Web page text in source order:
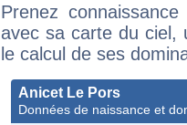
Prenez
avec sa carte du ciel,
le calcul de ses
Anicet Le Pors
Données de naissance et